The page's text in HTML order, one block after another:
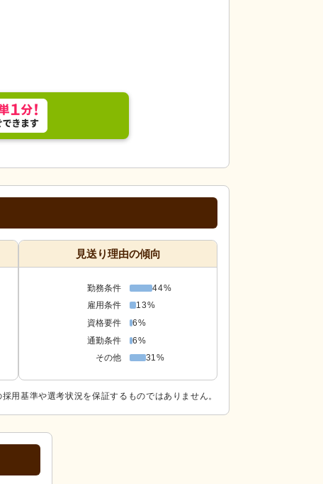
見送り理由の傾向
勤務条件
44%
雇用条件
13%
資格要件
6%
通勤条件
6%
その他
31%
用基準や選考状況を保証するものではありません。